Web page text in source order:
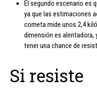
El segundo escenario es
ya que las estimaciones
cometa mide unos 2,4
dimensión es alentadora,
tener una chance de
Si resiste